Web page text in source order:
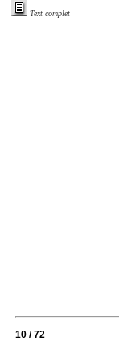
Text complet
10 / 72